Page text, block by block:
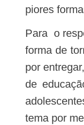
piores
Para o responsável pela narrativa da revistinha, o jornalista Ewertton Nunes, a primeira edição do Almanaque da Saúde, é uma
forma de
por
de
tema por